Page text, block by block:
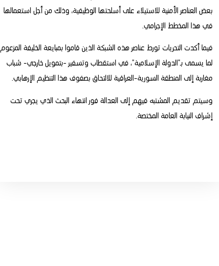
بعض العناصر الأمنية للاستيلاء على أسلحتها الوظيفية، وذلك من أجل استعمالها
في هذا المخطط الإجرامي.
فيما أكدت التحريات تورط عناصر هذه الشبكة الذين قاموا بمبايعة الخليفة المزعوم
لما يسمى بـ”الدولة الإسلامية”، في استقطاب وتسفير -بتمويل خارجي- شباب
مغاربة إلى المنطقة السورية-العراقية للالتحاق بصفوف هذا التنظيم الإرهابي.
وسيتم تقديم المشتبه فيهم إلى العدالة فور انتهاء البحث الذي يجري تحت
إشراف النيابة العامة المختصة.